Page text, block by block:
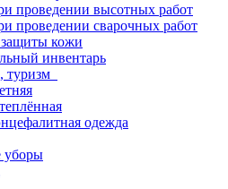
проведении высотных работ
проведении сварочных работ
защиты кожи
инвентарь
туризм
одежда
уборы